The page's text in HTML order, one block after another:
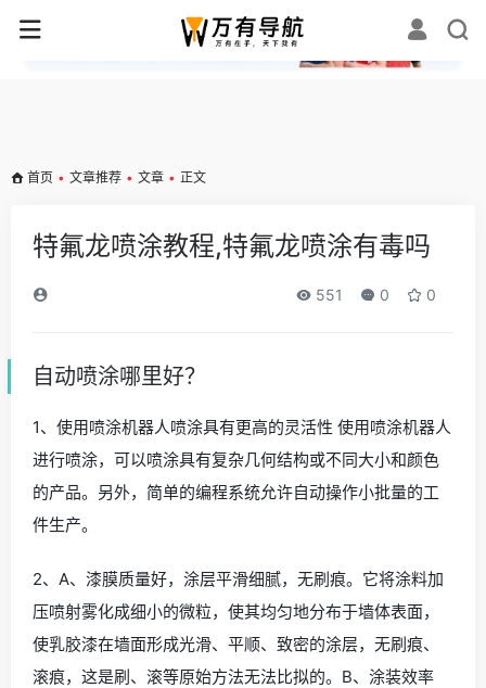
✕
首页 • 文章推荐 • 文章 • 正文
特氟龙喷涂教程,特氟龙喷涂有毒吗
551 0 0
自动喷涂哪里好？
1、使用喷涂机器人喷涂具有更高的灵活性 使用喷涂机器人
进行喷涂，可以喷涂具有复杂几何结构或不同大小和颜色
的产品。另外，简单的编程系统允许自动操作小批量的工
件生产。
2、A、漆膜质量好，涂层平滑细腻，无刷痕。它将涂料加
压喷射雾化成细小的微粒，使其均匀地分布于墙体表面，
使乳胶漆在墙面形成光滑、平顺、致密的涂层，无刷痕、
滚痕，这是刷、滚等原始方法无法比拟的。B、涂装效率